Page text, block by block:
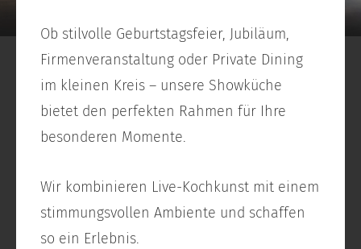
Ob stilvolle Geburtstagsfeier, Jubiläum,
Firmenveranstaltung oder Private Dining
im kleinen Kreis – unsere Showküche
bietet den perfekten Rahmen für Ihre
besonderen Momente.
Wir kombinieren Live-Kochkunst mit einem
stimmungsvollen Ambiente und schaffen
so ein Erlebnis.